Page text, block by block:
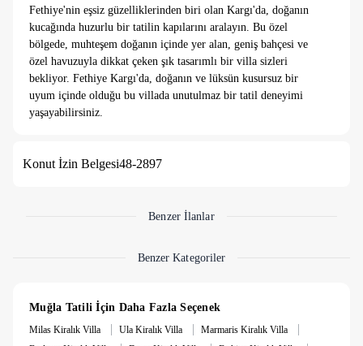
Fethiye'nin eşsiz güzelliklerinden biri olan Kargı'da, doğanın
kucağında huzurlu bir tatilin kapılarını aralayın. Bu özel
bölgede, muhteşem doğanın içinde yer alan, geniş bahçesi ve
özel havuzuyla dikkat çeken şık tasarımlı bir villa sizleri
bekliyor. Fethiye Kargı'da, doğanın ve lüksün kusursuz bir
uyum içinde olduğu bu villada unutulmaz bir tatil deneyimi
yaşayabilirsiniz.
almaktadır. Yeşilliklerle çevrili geniş bahçesinde huzur
yorgunluğunuzu unutabilirsiniz.
için tasarlanmıştır. Havuzda serinlerken güneşin tadını
Çocuklarınız için güvenli bir oyun alanı sunan bahçe, ailece
keyifli vakit geçirmenizi sağlar.
Şık Tasarım
Konut İzin Belgesi48-2897
Benzer İlanlar
Benzer Kategoriler
Muğla Tatili İçin Daha Fazla Seçenek
Milas Kiralık Villa | Ula Kiralık Villa | Marmaris Kiralık Villa |